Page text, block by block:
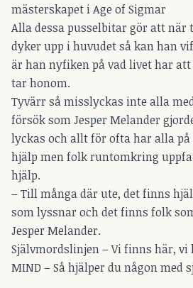
mästerskapet i Age of Sigmar
Alla dessa pusselbitar gör att när
dyker upp i huvudet så kan han
är han nyfiken på vad livet har
tar honom.
Tyvärr så misslyckas inte alla
försök som Jesper Melander
lyckas och allt för ofta har alla
hjälp men folk runtomkring
hjälp.
– Till många där ute, det finns
som lyssnar och det finns folk
Jesper Melander.
Självmordslinjen –Vi finns här, vi
MIND –Så hjälper du någon med